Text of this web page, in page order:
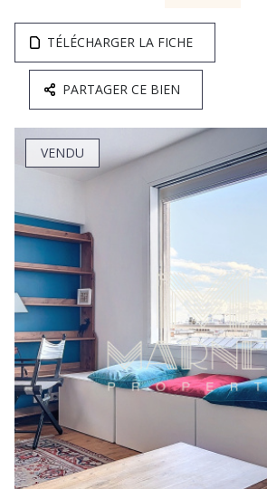
TÉLÉCHARGER LA FICHE
PARTAGER CE BIEN
VENDU